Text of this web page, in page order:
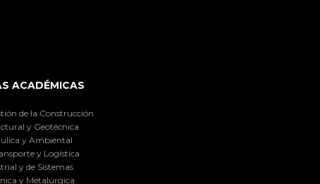
ACADÉMICAS
de la Construcción
y Geotécnica
y Ambiental
y Logística
y de Sistemas
y Metalúrgica